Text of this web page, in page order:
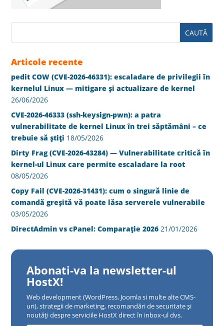
Articole recente
pedit COW (CVE-2026-46331): escaladare de privilegii în
kernelul Linux — mitigare și actualizare de kernel
26/06/2026
CVE-2026-46333 (ssh-keysign-pwn): a patra
vulnerabilitate de kernel Linux în trei săptămâni – ce
trebuie să știți 18/05/2026
Dirty Frag (CVE-2026-43284) — Vulnerabilitate critică în
kernel-ul Linux care permite escaladare la root
08/05/2026
Copy Fail (CVE-2026-31431): cum o singură linie de
comandă greșită vă poate lăsa serverele vulnerabile
03/05/2026
DirectAdmin vs cPanel: Comparație 2026 21/01/2026
Abonati-va la newsletter-ul
HostX!
Web development (WordPress, Joomla si multe alte CMS-
uri), strategii de marketing, recomandări de securitate și
noutăți despre serviciile HostX direct în inbox-ul dvs.